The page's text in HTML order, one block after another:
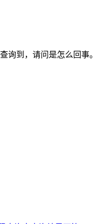
询到，请问是怎么回事。